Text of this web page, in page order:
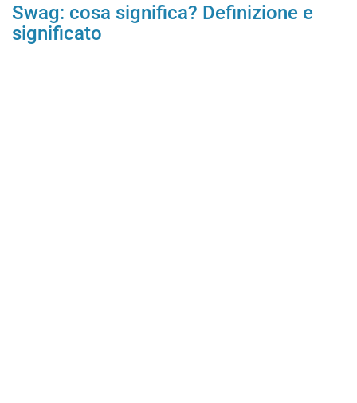
Swag: cosa significa? Definizione e
significato